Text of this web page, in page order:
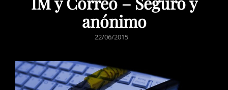
anónimo
PUBLICADO
22/06/2015